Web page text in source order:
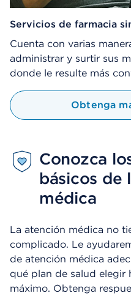
Servicios de farmacia
Cuenta con varias
administrar y surtir sus
donde le resulte más
Obtenga
Conozca
básicos de
médica
La atención médica no
complicado. Le
de atención médica
qué plan de salud elegir
máximo. Obtenga